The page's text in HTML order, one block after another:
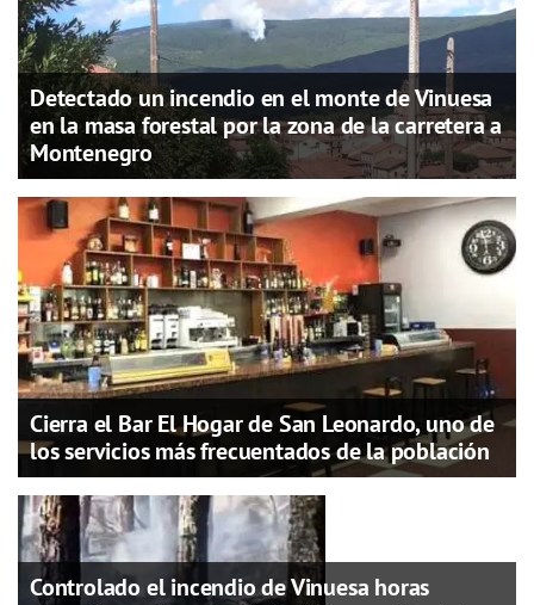
Detectado un incendio en el monte de Vinuesa
en la masa forestal por la zona de la carretera a
Montenegro
Cierra el Bar El Hogar de San Leonardo, uno de
los servicios más frecuentados de la población
Controlado el incendio de Vinuesa horas